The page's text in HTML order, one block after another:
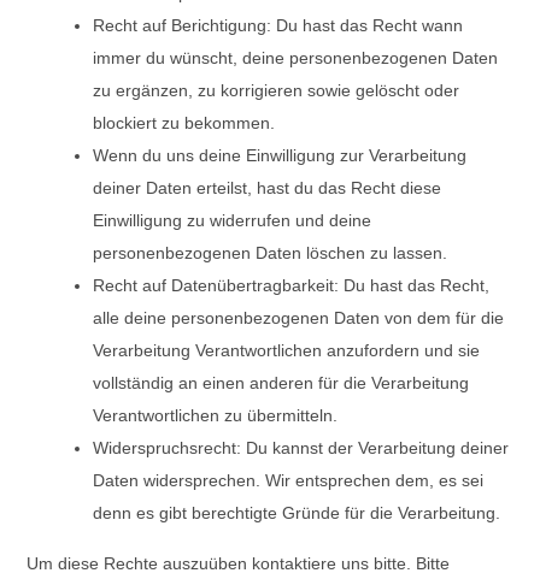
Recht auf Berichtigung: Du hast das Recht wann
immer du wünscht, deine personenbezogenen Daten
zu ergänzen, zu korrigieren sowie gelöscht oder
blockiert zu bekommen.
Wenn du uns deine Einwilligung zur Verarbeitung
deiner Daten erteilst, hast du das Recht diese
Einwilligung zu widerrufen und deine
personenbezogenen Daten löschen zu lassen.
Recht auf Datenübertragbarkeit: Du hast das Recht,
alle deine personenbezogenen Daten von dem für die
Verarbeitung Verantwortlichen anzufordern und sie
vollständig an einen anderen für die Verarbeitung
Verantwortlichen zu übermitteln.
Widerspruchsrecht: Du kannst der Verarbeitung deiner
Daten widersprechen. Wir entsprechen dem, es sei
denn es gibt berechtigte Gründe für die Verarbeitung.
Um diese Rechte auszuüben kontaktiere uns bitte. Bitte